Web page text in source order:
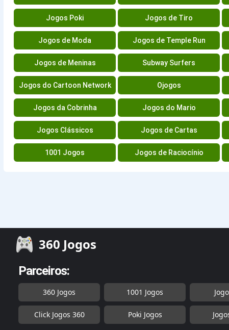
Jogos Poki Jogos de Tiro
Jogos de Moda Jogos de Temple Run
Jogos de Meninas Subway Surfers
Jogos do Cartoon Network Ojogos
Jogos da Cobrinha Jogos do Mario
Jogos Clássicos Jogos de Cartas
1001 Jogos Jogos de Raciocínio
360 Jogos
Parceiros:
360 Jogos 1001 Jogos
Click Jogos 360 Poki Jogos